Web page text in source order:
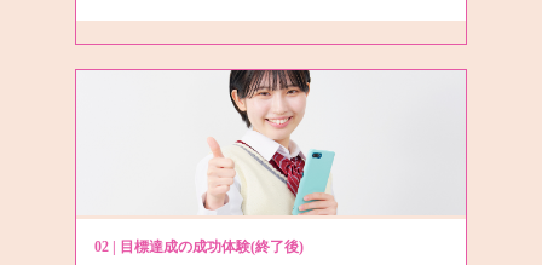
02 | 目標達成の成功体験(終了後)